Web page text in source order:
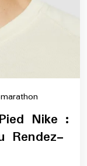
europe-
marathon
Nike :
Rendez-